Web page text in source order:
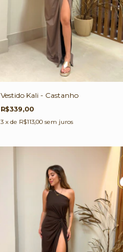
Vestido Kali - Castanho
R$339,00
3 x de R$113,00 sem juros